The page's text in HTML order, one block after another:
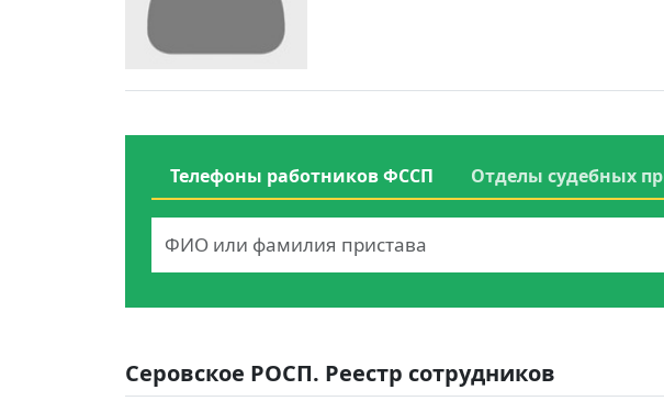
Телефоны работников ФССП Отделы судебных
Серовское РОСП. Реестр сотрудников